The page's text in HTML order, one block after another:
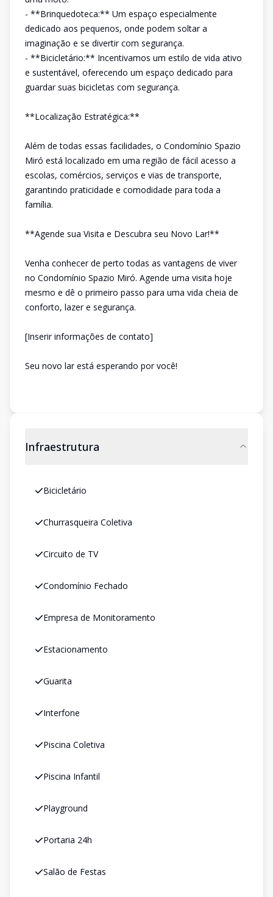
- **Brinquedoteca:** Um espaço especialmente
dedicado aos pequenos, onde podem soltar a
imaginação e se divertir com segurança.
- **Bicicletário:** Incentivamos um estilo de vida ativo
e sustentável, oferecendo um espaço dedicado para
guardar suas bicicletas com segurança.
**Localização Estratégica:**
Além de todas essas facilidades, o Condomínio Spazio
Miró está localizado em uma região de fácil acesso a
escolas, comércios, serviços e vias de transporte,
garantindo praticidade e comodidade para toda a
família.
**Agende sua Visita e Descubra seu Novo Lar!**
Venha conhecer de perto todas as vantagens de viver
no Condomínio Spazio Miró. Agende uma visita hoje
mesmo e dê o primeiro passo para uma vida cheia de
conforto, lazer e segurança.
[Inserir informações de contato]
Seu novo lar está esperando por você!
Infraestrutura
Bicicletário
Churrasqueira Coletiva
Circuito de TV
Condomínio Fechado
Empresa de Monitoramento
Estacionamento
Guarita
Interfone
Piscina Coletiva
Piscina Infantil
Playground
Portaria 24h
Salão de Festas